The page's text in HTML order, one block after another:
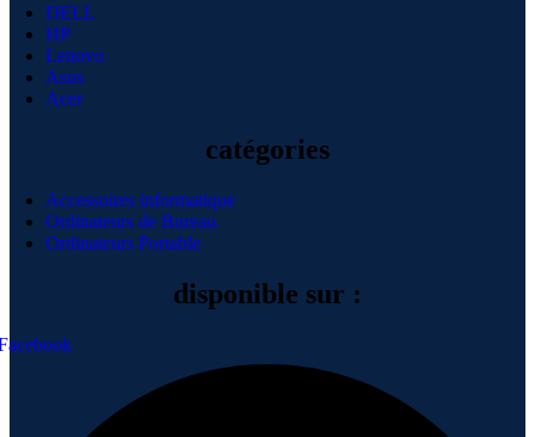
DELL
HP
Lenovo
Asus
Acer
catégories
Accessoires informatique
Ordinateurs de Bureau
Ordinateurs Portable
disponible sur :